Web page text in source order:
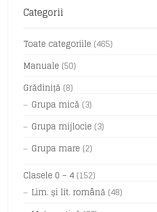
Categorii
Toate categoriile (465)
Manuale (50)
Grădiniță (8)
Grupa mică (3)
Grupa mijlocie (3)
Grupa mare (2)
Clasele 0 – 4 (152)
Lim. și lit. română (48)